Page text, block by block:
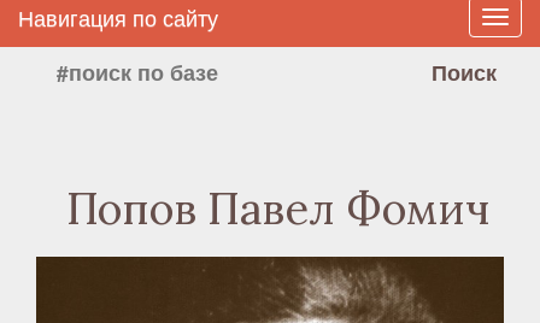
Навигация по сайту
Попов Павел Фомич